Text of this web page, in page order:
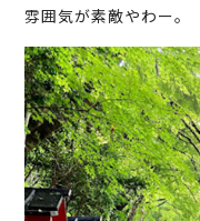
雰囲気が素敵やわー。